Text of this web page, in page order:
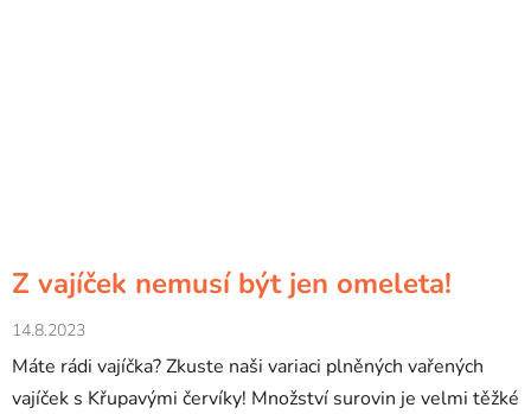
Z vajíček nemusí být jen omeleta!
14.8.2023
Máte rádi vajíčka? Zkuste naši variaci plněných vařených
vajíček s Křupavými červíky! Množství surovin je velmi těžké